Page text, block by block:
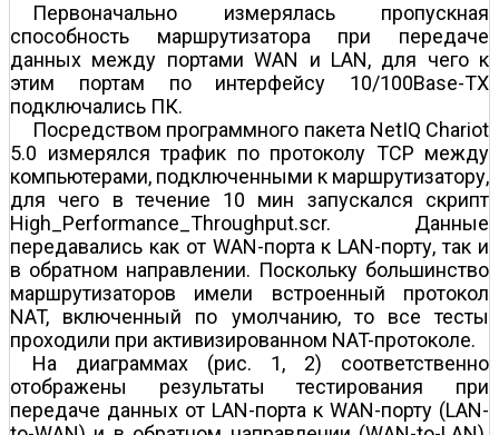
Первоначально измерялась пропускная
способность маршрутизатора при передаче
данных между портами WAN и LAN, для чего к
этим портам по интерфейсу 10/100Base-TX
подключались ПК.
Посредством программного пакета NetIQ Chariot
5.0 измерялся трафик по протоколу TCP между
компьютерами, подключенными к маршрутизатору,
для чего в течение 10 мин запускался скрипт
High_Performance_Throughput.scr. Данные
передавались как от WAN-порта к LAN-порту, так и
в обратном направлении. Поскольку большинство
маршрутизаторов имели встроенный протокол
NAT, включенный по умолчанию, то все тесты
проходили при активизированном NAT-протоколе.
На диаграммах (рис. 1, 2) соответственно
отображены результаты тестирования при
передаче данных от LAN-порта к WAN-порту (LAN-